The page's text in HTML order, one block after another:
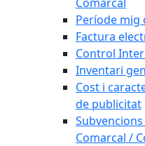
Període
Factura
Control
Inventari
Cost i
de publicitat
Comarcal /